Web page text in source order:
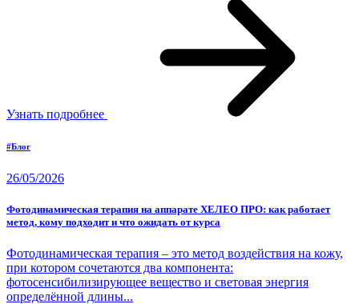
Узнать подробнее
#Блог
26/05/2026
Фотодинамическая терапия на аппарате ХЕЛЕО ПРО: как работает
метод, кому подходит и что ожидать от курса
Фотодинамическая терапия – это метод воздействия на кожу,
при котором сочетаются два компонента:
фотосенсибилизирующее вещество и световая энергия
определённой длины...